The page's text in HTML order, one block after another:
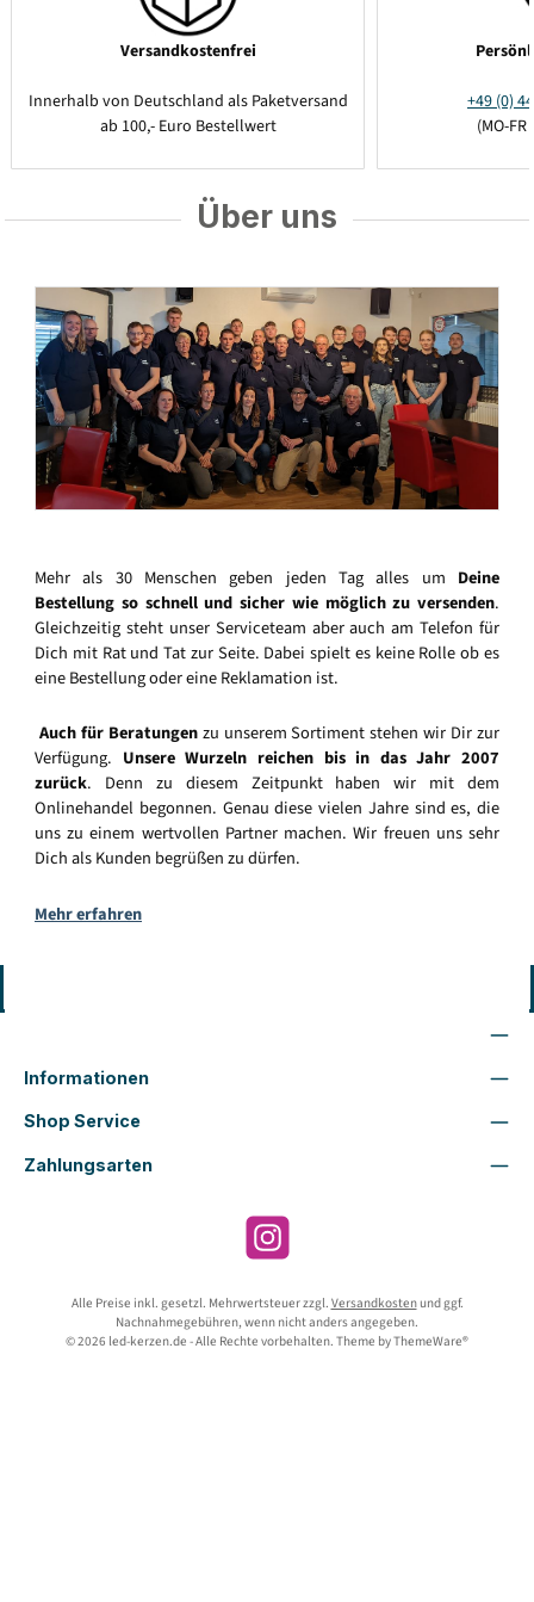
Versandkostenfrei
Innerhalb von Deutschland als Paketversand
ab 100,- Euro Bestellwert
+49 (0)
(MO-
Über uns
Mehr als 30 Menschen geben jeden Tag alles um Deine
Bestellung so schnell und sicher wie möglich zu versenden.
Gleichzeitig steht unser Serviceteam aber auch am Telefon für
Dich mit Rat und Tat zur Seite. Dabei spielt es keine Rolle ob es
eine Bestellung oder eine Reklamation ist.
Auch für Beratungenzu unserem Sortiment stehen wir Dir zur
Verfügung. Unsere Wurzeln reichen bis in das Jahr 2007
zurück. Denn zu diesem Zeitpunkt haben wir mit dem
Onlinehandel begonnen. Genau diese vielen Jahre sind es, die
uns zu einem wertvollen Partner machen. Wir freuen uns sehr
Dich als Kunden begrüßen zu dürfen.
Mehr erfahren
Informationen
Shop Service
Zahlungsarten
Instagram
Alle Preise inkl. gesetzl. Mehrwertsteuer zzgl. Versandkostenund ggf.
Nachnahmegebühren, wenn nicht anders angegeben.
© 2026 led-kerzen.de - Alle Rechte vorbehalten. Theme byThemeWare®